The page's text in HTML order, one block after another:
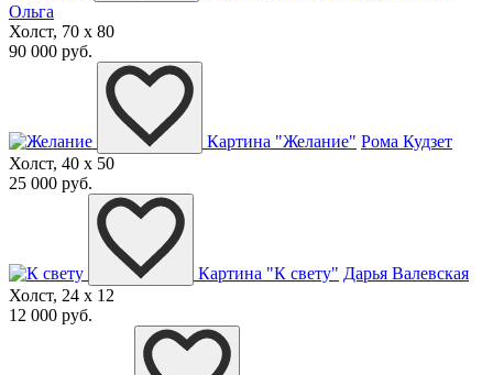
Ольга
Холст, 70 x 80
90 000 руб.
Картина "Желание" Рома Кудзет
Холст, 40 x 50
25 000 руб.
Картина "К свету" Дарья Валевская
Холст, 24 x 12
12 000 руб.